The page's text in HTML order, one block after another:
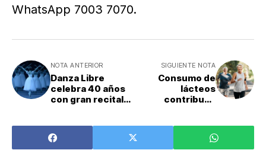
WhatsApp 7003 7070.
NOTA ANTERIOR
Danza Libre
celebra 40 años
con gran recital
SIGUIENTE NOTA
Consumo de
lácteos
contribuye
cardiovascular